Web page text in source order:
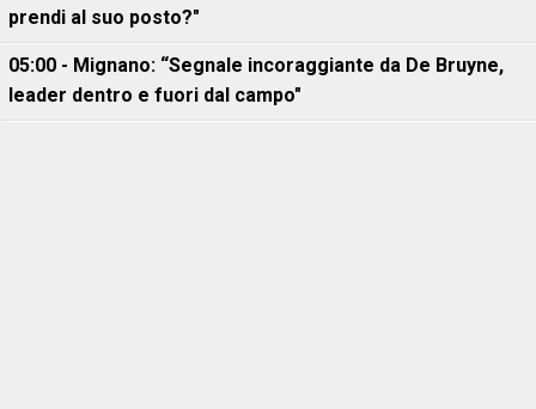
prendi al suo posto?"
05:00 - Mignano: “Segnale incoraggiante da De Bruyne,
leader dentro e fuori dal campo"